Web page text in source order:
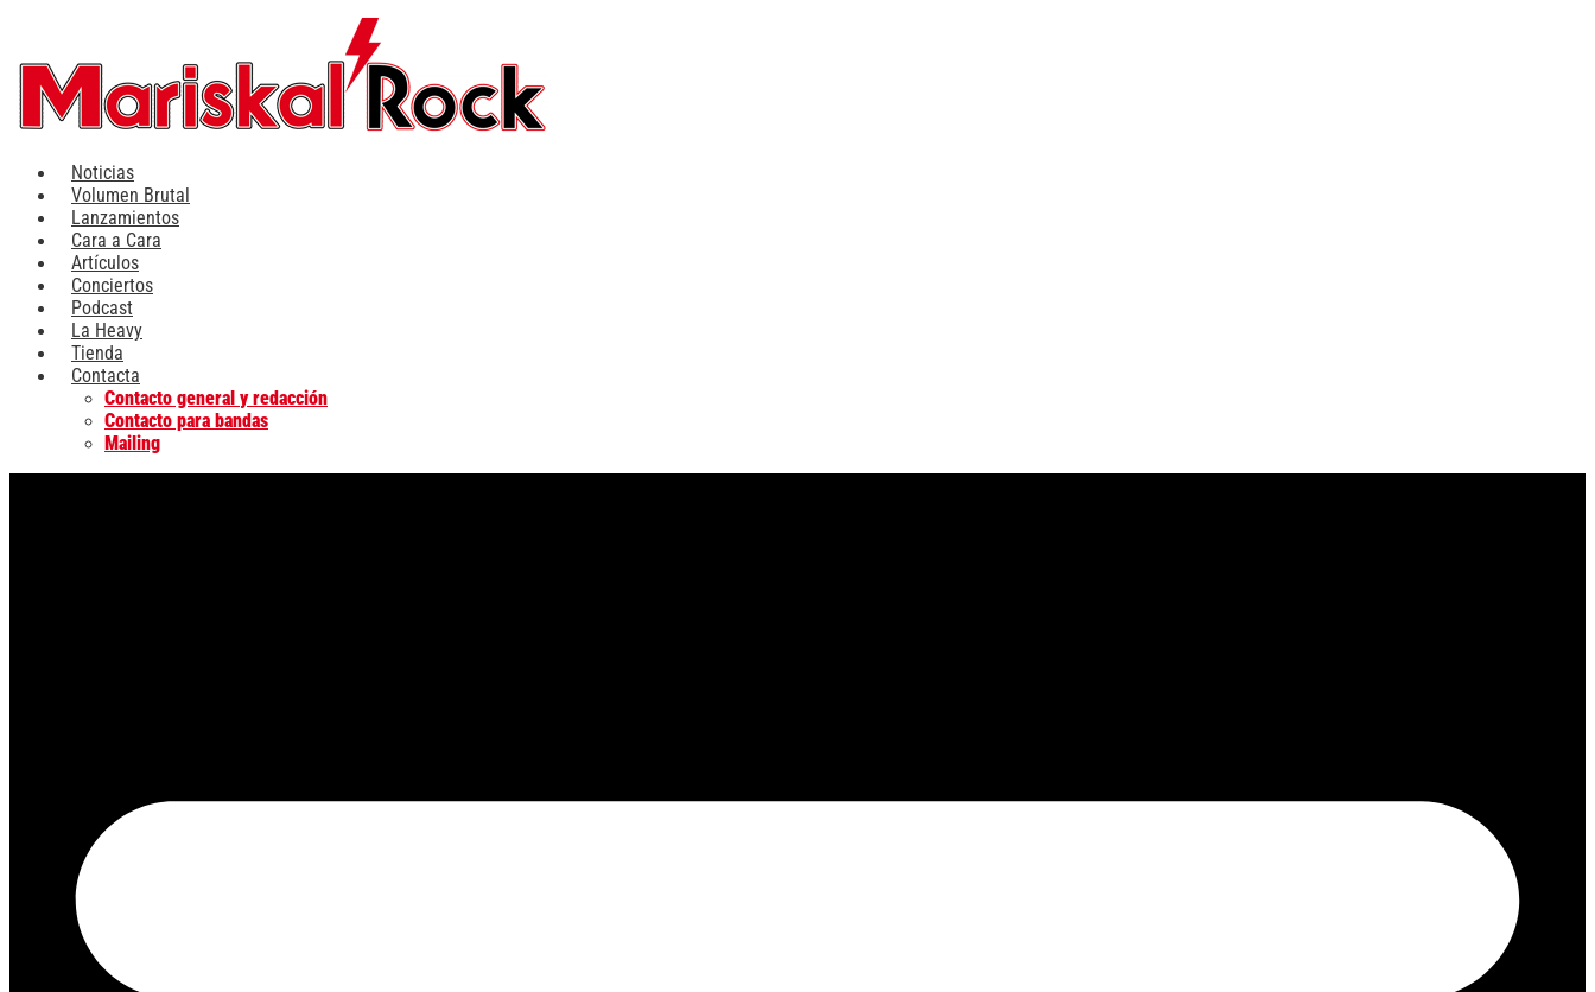
contenido
Noticias
Volumen Brutal
Lanzamientos
Cara a Cara
Artículos
Conciertos
Podcast
La Heavy
Tienda
Contacta
Contacto general y redacción
Contacto para bandas
Mailing